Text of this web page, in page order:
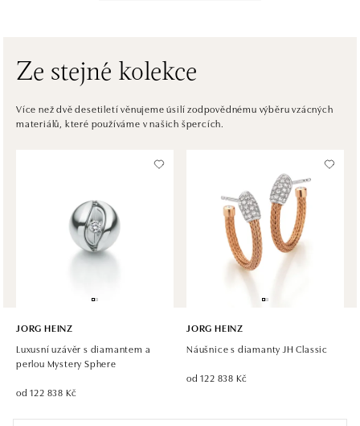
HALADA OC Avion, Bratislava
Ivanská cesta 16, 821 04 Bratislava
tel.: +421 917 090 372
Einsteinova 18, 851 01 Bratislava
tel.: +421 917 090 891
zítra otevřeno od 09:00
Ze stejné kolekce
Více než dvě desetiletí věnujeme úsilí zodpovědnému výběru vzácných
materiálů, které používáme v našich špercích.
JORG HEINZ
Luxusní uzávěr s diamantem a
perlou Mystery Sphere
od 122 838 Kč
JORG HEINZ
Náušnice s diamanty JH Classic
od 122 838 Kč